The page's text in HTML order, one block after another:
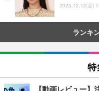
2025.12.12(金)
ランキ
特